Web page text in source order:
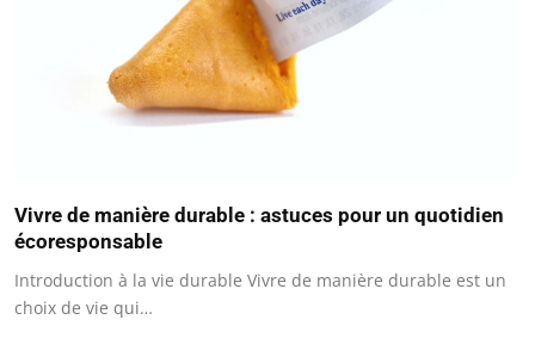
Vivre de manière durable : astuces pour un quotidien
écoresponsable
Introduction à la vie durable Vivre de manière durable est un
choix de vie qui…